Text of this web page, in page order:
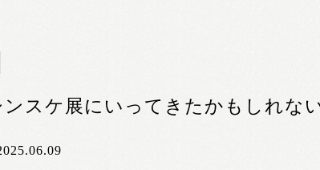
スケ展にいってきたかもしれな